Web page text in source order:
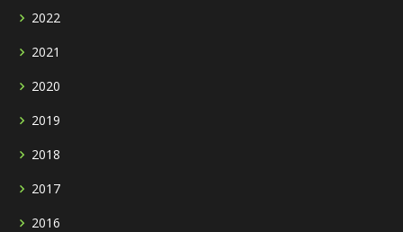
2022
2021
2020
2019
2018
2017
2016